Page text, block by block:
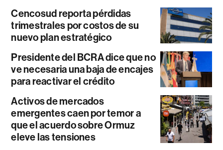
Cencosud reporta pérdidas
trimestrales por costos de su
nuevo plan estratégico
Presidente del BCRA dice que no
ve necesaria una baja de encajes
para reactivar el crédito
Activos de mercados
emergentes caen por temor a
que el acuerdo sobre Ormuz
eleve las tensiones